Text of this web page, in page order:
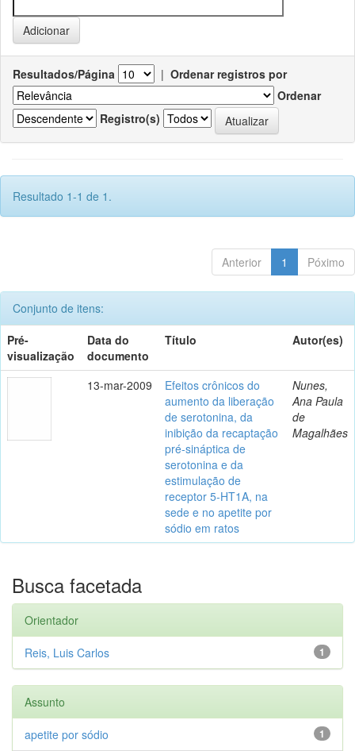
Resultados/Página | Ordenar registros por
Ordenar
Registro(s)
Resultado 1-1 de 1.
Anterior 1 Póximo
Conjunto de itens:
Pré-
visualização
Data do
documento
Título Autor(es)
13-mar-2009
Efeitos crônicos do
aumento da liberação
de serotonina, da
inibição da recaptação
pré-sináptica de
serotonina e da
estimulação de
receptor 5-HT1A, na
sede e no apetite por
sódio em ratos
Nunes,
Ana Paula
de
Magalhães
Busca facetada
Orientador
1
Reis, Luis Carlos
Assunto
1
apetite por sódio